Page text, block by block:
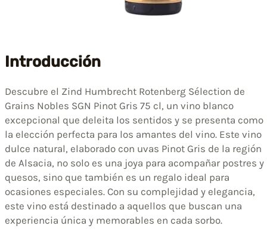
Introducción
Descubre el Zind Humbrecht Rotenberg Sélection de
Grains Nobles SGN Pinot Gris 75 cl, un vino blanco
excepcional que deleita los sentidos y se presenta como
la elección perfecta para los amantes del vino. Este vino
dulce natural, elaborado con uvas Pinot Gris de la región
de Alsacia, no solo es una joya para acompañar postres y
quesos, sino que también es un regalo ideal para
ocasiones especiales. Con su complejidad y elegancia,
este vino está destinado a aquellos que buscan una
experiencia única y memorables en cada sorbo.